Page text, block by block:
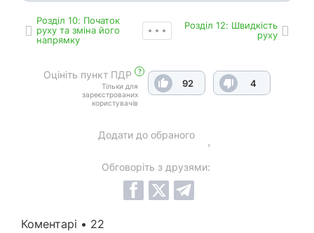
Роздiл 10: Початок
руху та зміна його
напрямку
Роздiл 12: Швидкість
руху
Оцініть пункт ПДР ?
Тільки для
зареєстрованих
користувачів
92 4
Додати до обраного
Обговоріть з друзями:
Коментарі • 22